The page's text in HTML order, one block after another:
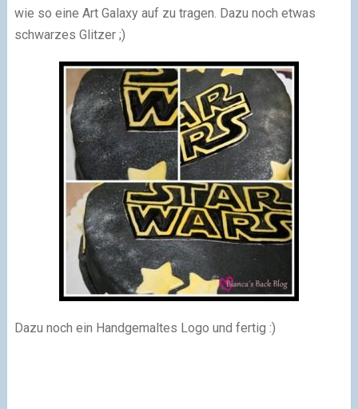
wie so eine Art Galaxy auf zu tragen. Dazu noch etwas
schwarzes Glitzer ;)
Dazu noch ein Handgemaltes Logo und fertig :)